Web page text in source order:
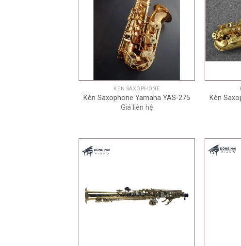
KÈN SAXOPHONE
Kèn Saxophone Yamaha YAS-275
Giá liên hệ
Kèn